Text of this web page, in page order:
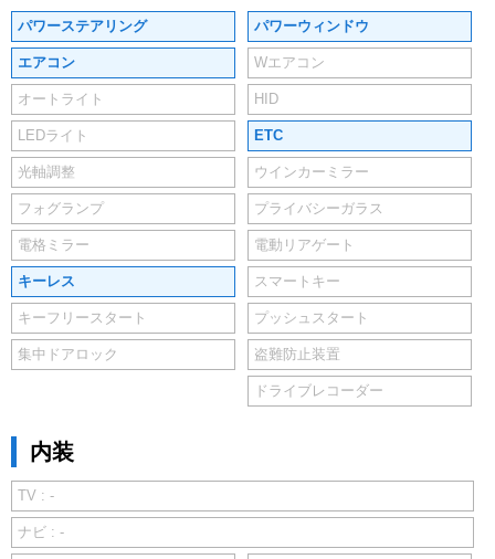
パワーステアリング パワーウィンドウ
エアコン Wエアコン
オートライト HID
LEDライト ETC
光軸調整 ウインカーミラー
フォグランプ プライバシーガラス
電格ミラー 電動リアゲート
キーレス スマートキー
キーフリースタート プッシュスタート
集中ドアロック 盗難防止装置
ドライブレコーダー
内装
TV : -
ナビ : -